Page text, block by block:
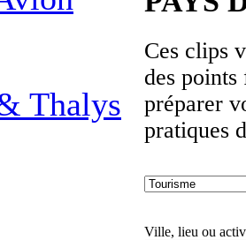
Ces clips
des
préparer
pratiques
Ville, lieu ou